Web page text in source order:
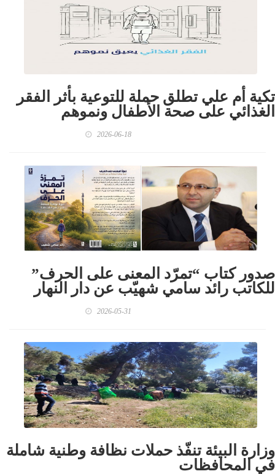
تكية أم علي تطلق حملة للتوعية بأثر الفقر
الغذائي على صحة الأطفال ونموهم
2026-06-18
صدور كتاب “تمرّد المعنى على الحرف”
للكاتب رائد سامي شهيّب عن دار النهار
2026-05-31
وزارة البيئة تنفّذ حملات نظافة وطنية شاملة
في المحافظات